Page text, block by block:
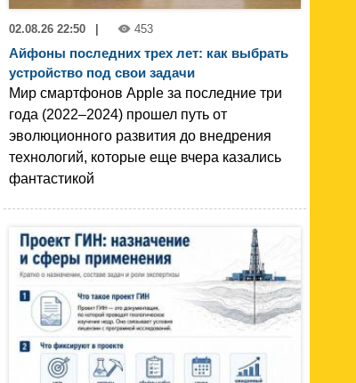
02.08.26 22:50 453
Айфоны последних трех лет: как выбрать
устройство под свои задачи
Мир смартфонов Apple за последние три
года (2022–2024) прошел путь от
эволюционного развития до внедрения
технологий, которые еще вчера казались
фантастикой